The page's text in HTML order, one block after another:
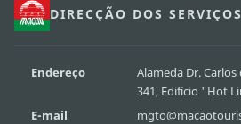
DIRECÇÃO DOS
Endereço Alameda Dr.
341, Edifício "Hot
E-mail